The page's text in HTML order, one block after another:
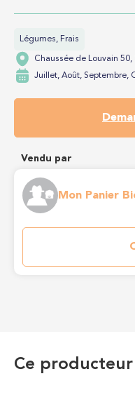
Légumes, Frais
Chaussée de Louvain
Juillet, Août, Septembre,
Vendu par
Mon Panier
Ce